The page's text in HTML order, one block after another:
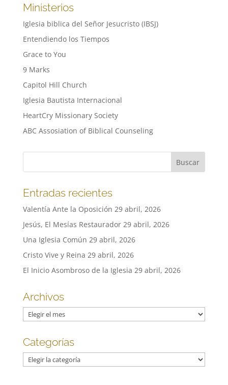
Ministerios
Iglesia biblica del Señor Jesucristo (IBSJ)
Entendiendo los Tiempos
Grace to You
9 Marks
Capitol Hill Church
Iglesia Bautista Internacional
HeartCry Missionary Society
ABC Assosiation of Biblical Counseling
Entradas recientes
Valentía Ante la Oposición 29 abril, 2026
Jesús, El Mesías Restaurador 29 abril, 2026
Una Iglesia Común 29 abril, 2026
Cristo Vive y Reina 29 abril, 2026
El Inicio Asombroso de la Iglesia 29 abril, 2026
Archivos
Archivos
Categorías
Categorías